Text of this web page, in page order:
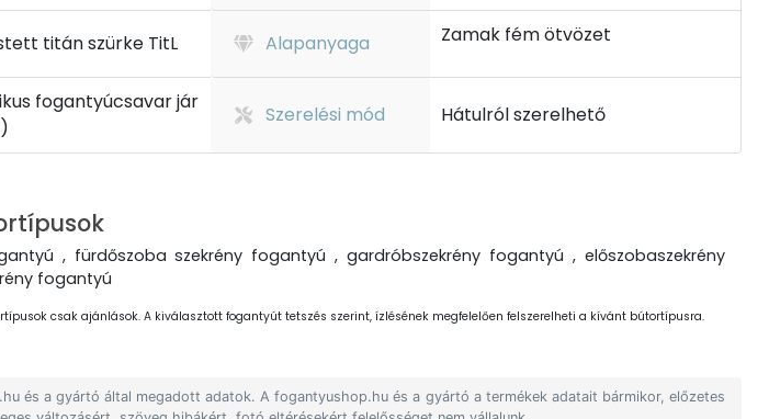
titán szürke TitL Alapanyaga Zamak fém ötvözet
fogantyúcsavar jár
Szerelési mód Hátulról szerelhető
, fürdőszoba szekrény fogantyú , gardróbszekrény fogantyú , előszobaszekrény
fogantyú
csak ajánlások. A kiválasztott fogantyút tetszés szerint, ízlésének megfelelően felszerelheti a kívánt bútortípusra.
és a gyártó által megadott adatok. A fogantyushop.hu és a gyártó a termékek adatait bármikor, előzetes